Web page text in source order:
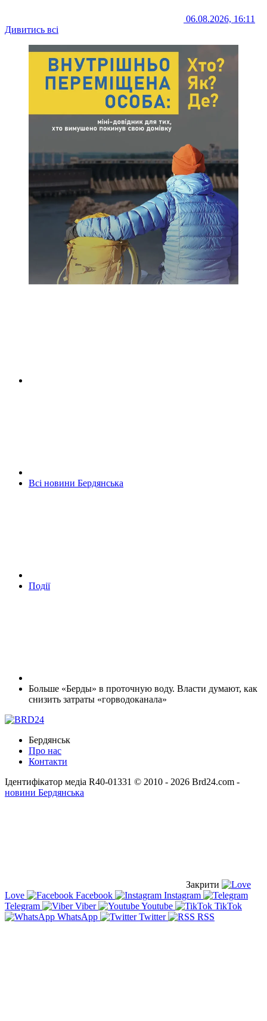
06.08.2026, 16:11
Дивитись всі
Всі новини Бердянська
Події
Больше «Берды» в проточную воду. Власти думают, как
снизить затраты «горводоканала»
Бердянськ
Про нас
Контакти
Ідентифікатор медіа R40-01331 © 2010 - 2026 Brd24.com -
новини Бердянська
Закрити
Love
Facebook
Instagram
Telegram
Viber Youtube
TikTok
WhatsApp
Twitter RSS